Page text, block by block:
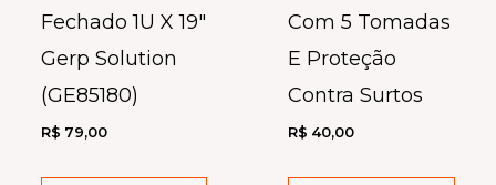
Fechado 1U X 19″
Gerp Solution
(GE85180)
R$ 79,00
Com 5 Tomadas
E Proteção
Contra Surtos
R$ 40,00